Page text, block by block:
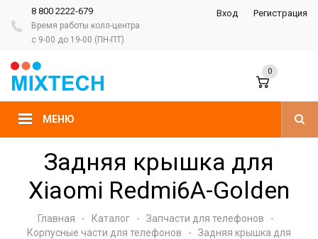
8 800 2222-679
Время работы колл-центра
с 9-00 до 19-00 (ПН-ПТ)
Вход Регистрация
МЕНЮ
0
Задняя крышка для
Xiaomi Redmi6A-Golden
Главная - Каталог - Запчасти для телефонов
-
Корпусные части для телефонов
-
Задняя крышка для